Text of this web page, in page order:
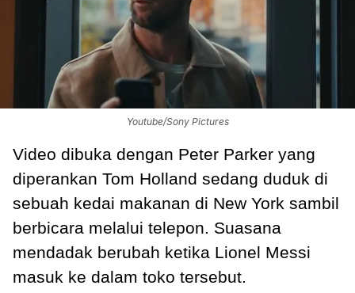
Youtube/Sony Pictures
Video dibuka dengan Peter Parker yang
diperankan Tom Holland sedang duduk di
sebuah kedai makanan di New York sambil
berbicara melalui telepon. Suasana
mendadak berubah ketika Lionel Messi
masuk ke dalam toko tersebut.